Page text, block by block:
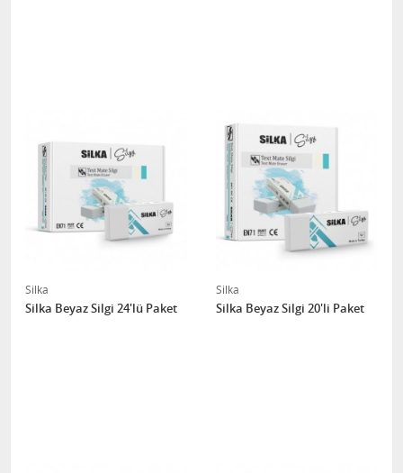
Silka
Silka Beyaz Silgi 24'lü Paket
Silka
Silka Beyaz Silgi 20'li Paket